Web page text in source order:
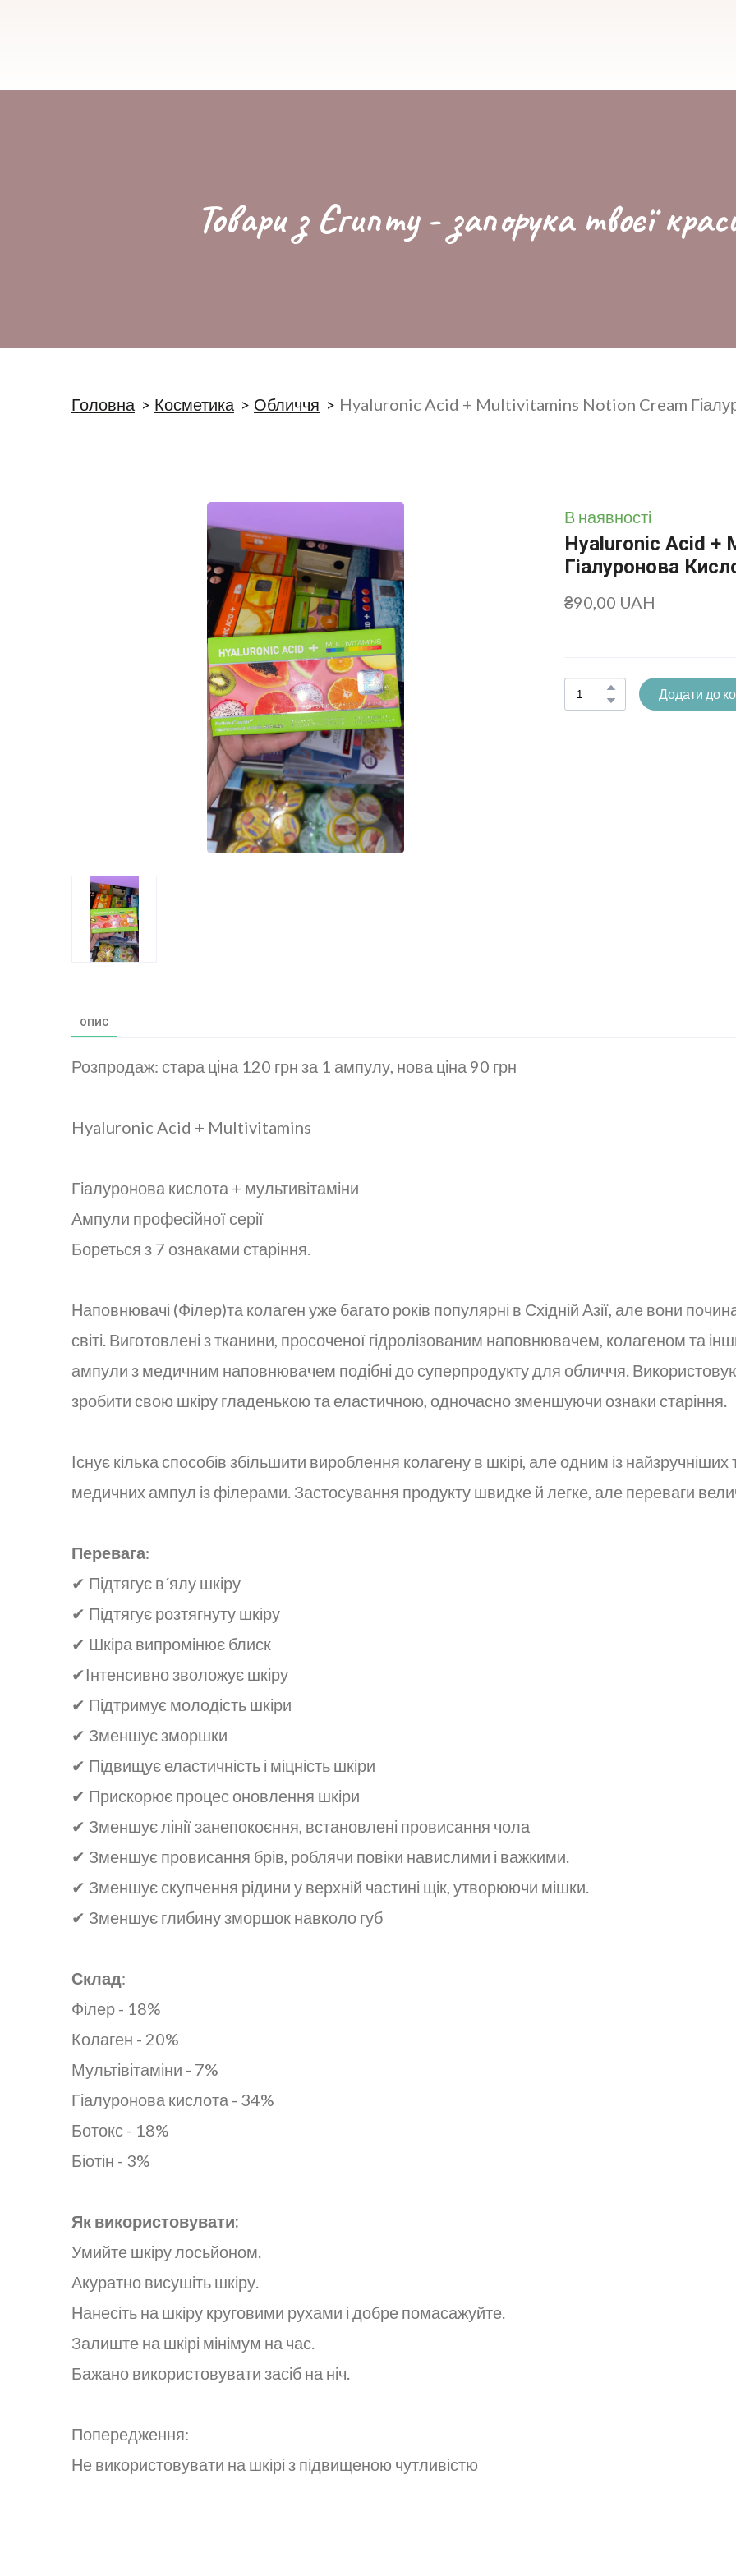
Товари з Єгипту - запорука твоєї
Головна Косметика Обличчя Hyaluronic Acid + Multivitamins Notion Cream
В наявності
Hyaluronic Acid +
Гіалуронова
₴90,00 UAH
Додати до
ОПИС
Розпродаж: стара ціна 120 грн за 1 ампулу, нова ціна 90 грн
Hyaluronic Acid + Multivitamins
Гіалуронова кислота + мультивітаміни
Ампули професійної серії
Бореться з 7 ознаками старіння.
Наповнювачі (Філер)та колаген уже багато років популярні в Східній Азії, але вони
світі. Виготовлені з тканини, просоченої гідролізованим наповнювачем, колагеном та
ампули з медичним наповнювачем подібні до суперпродукту для обличчя.
зробити свою шкіру гладенькою та еластичною, одночасно зменшуючи ознаки старіння.
Існує кілька способів збільшити вироблення колагену в шкірі, але одним із
медичних ампул із філерами. Застосування продукту швидке й легке, але переваги
Перевага:
✔ Підтягує в´ялу шкіру
✔ Підтягує розтягнуту шкіру
✔ Шкіра випромінює блиск
✔Інтенсивно зволожує шкіру
✔ Підтримує молодість шкіри
✔ Зменшує зморшки
✔ Підвищує еластичність і міцність шкіри
✔ Прискорює процес оновлення шкіри
✔ Зменшує лінії занепокоєння, встановлені провисання чола
✔ Зменшує провисання брів, роблячи повіки навислими і важкими.
✔ Зменшує скупчення рідини у верхній частині щік, утворюючи мішки.
✔ Зменшує глибину зморшок навколо губ
Склад:
Філер - 18%
Колаген - 20%
Мультівітаміни - 7%
Гіалуронова кислота - 34%
Ботокс - 18%
Біотін - 3%
Як використовувати:
Умийте шкіру лосьйоном.
Акуратно висушіть шкіру.
Нанесіть на шкіру круговими рухами і добре помасажуйте.
Залиште на шкірі мінімум на час.
Бажано використовувати засіб на ніч.
Попередження:
Не використовувати на шкірі з підвищеною чутливістю